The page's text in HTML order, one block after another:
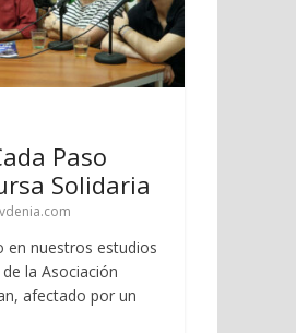
Paso
Solidaria
en nuestros estudios
la Asociación
afectado por un